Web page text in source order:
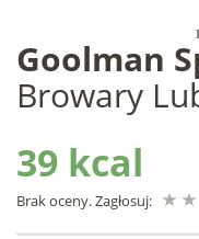
Goolman
Browary
39 kcal
Brak oceny. Zagłosuj: